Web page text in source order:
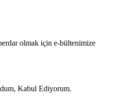
olmak için e-bültenimize
Kabul Ediyorum.